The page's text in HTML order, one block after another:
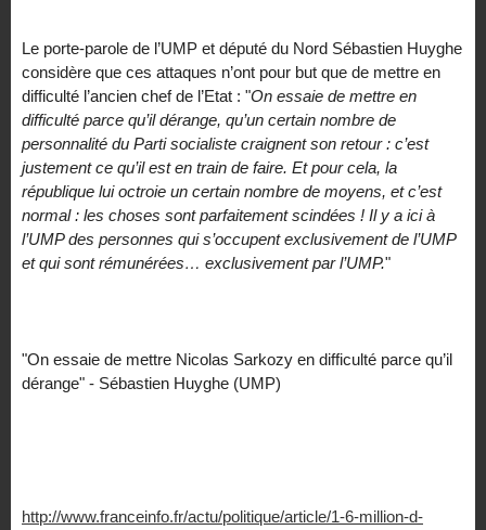
Le porte-parole de l’UMP et député du Nord Sébastien Huyghe
considère que ces attaques n’ont pour but que de mettre en
difficulté l’ancien chef de l’Etat : "On essaie de mettre en
difficulté parce qu’il dérange, qu’un certain nombre de
personnalité du Parti socialiste craignent son retour : c’est
justement ce qu’il est en train de faire. Et pour cela, la
république lui octroie un certain nombre de moyens, et c’est
normal : les choses sont parfaitement scindées ! Il y a ici à
l’UMP des personnes qui s’occupent exclusivement de l’UMP
et qui sont rémunérées… exclusivement par l’UMP."
"On essaie de mettre Nicolas Sarkozy en difficulté parce qu’il
dérange" - Sébastien Huyghe (UMP)
http://www.franceinfo.fr/actu/politique/article/1-6-million-d-